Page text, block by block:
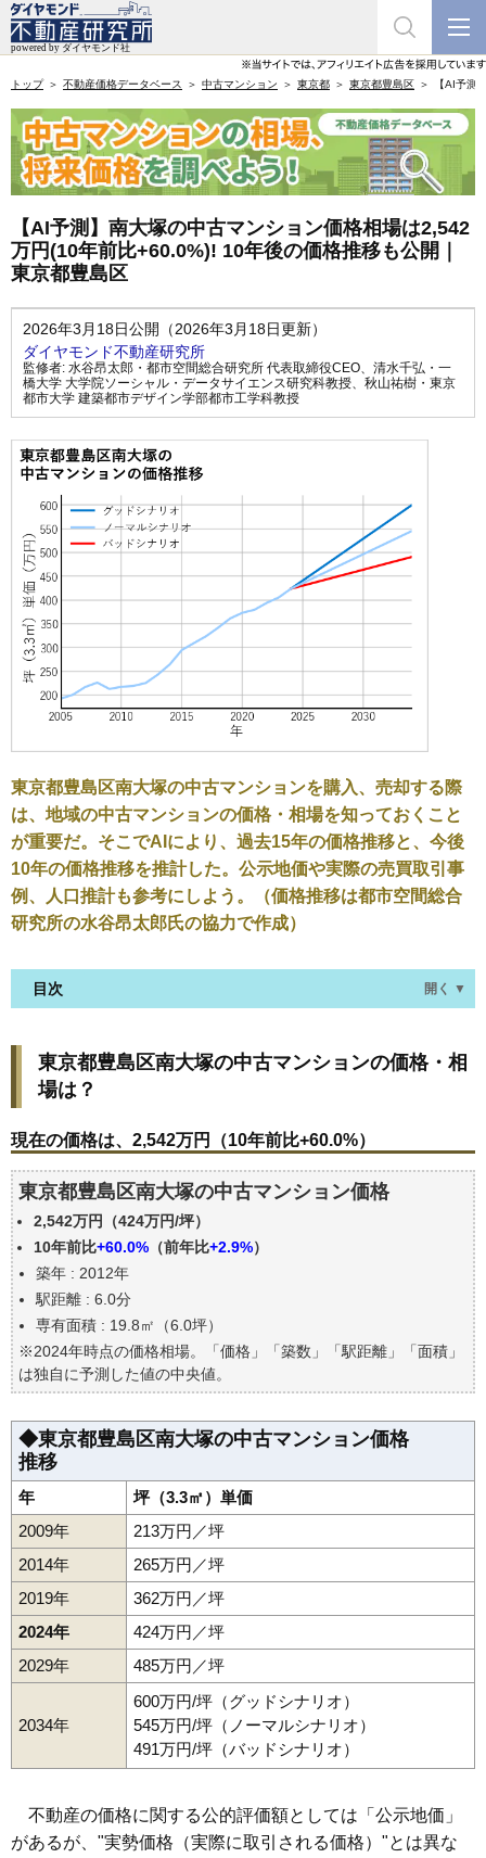
トップ 不動産価格データベース 中古マンション 東京都 東京都豊島区 【AI予測
【AI予測】南大塚の中古マンション価格相場は2,542
万円(10年前比+60.0%)! 10年後の価格推移も公開｜
東京都豊島区
2026年3月18日公開（2026年3月18日更新）
ダイヤモンド不動産研究所
監修者: 水谷昂太郎・都市空間総合研究所 代表取締役CEO、 清水千弘・一
橋大学 大学院ソーシャル・データサイエンス研究科教授、 秋山祐樹・東京
都市大学 建築都市デザイン学部都市工学科教授
東京都豊島区南大塚の中古マンションを購入、売却する際
は、地域の中古マンションの価格・相場を知っておくこと
が重要だ。そこでAIにより、過去15年の価格推移と、今後
10年の価格推移を推計した。公示地価や実際の売買取引事
例、人口推計も参考にしよう。（価格推移は都市空間総合
研究所の水谷昂太郎氏の協力で作成）
目次 開く ▼
は？
現在の価格は、2,542万円（10年前比+60.0%）
価格を詳細に分析しよう
築年数で価格はどうなる？
東京都豊島区南大塚の中古マンションの過去の売買
事例
公示地価はいくら
エリアの将来性を人口予想から検討しよう
自分の年収でいくらの不動産が買える？
東京都豊島区南大塚の中古マンションの価格・相
場は？
現在の価格は、2,542万円（10年前比+60.0%）
東京都豊島区南大塚の中古マンション価格
2,542万円（424万円/坪）
10年前比+60.0% （前年比+2.9%）
築年 : 2012年
駅距離 : 6.0分
専有面積 : 19.8㎡（6.0坪）
※2024年時点の価格相場。「価格」「築数」「駅距離」「面積」
は独自に予測した値の中央値。
◆東京都豊島区南大塚の中古マンション価格
推移
年
坪（3.3㎡）単価
2009年
213万円／坪
2014年
265万円／坪
2019年
362万円／坪
2024年
424万円／坪
2029年
485万円／坪
2034年
600万円/坪（グッドシナリオ）
545万円/坪（ノーマルシナリオ）
491万円/坪（バッドシナリオ）
不動産の価格に関する公的評価額としては「公示地価」
があるが、"実勢価格（実際に取引される価格）"とは異な